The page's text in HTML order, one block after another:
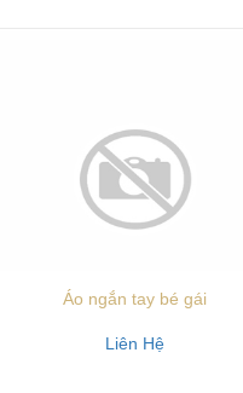
Áo ngắn tay bé gái
Liên Hệ